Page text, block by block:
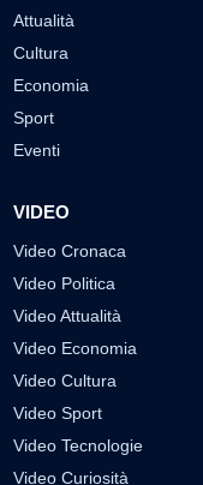
Attualità
Cultura
Economia
Sport
Eventi
VIDEO
Video Cronaca
Video Politica
Video Attualità
Video Economia
Video Cultura
Video Sport
Video Tecnologie
Video Curiosità